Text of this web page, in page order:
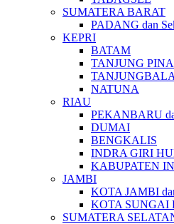
SUMATERA BARAT
PADANG dan
KEPRI
BATAM
TANJUNG
NATUNA
RIAU
PEKANBARU
DUMAI
BENGKALIS
INDRA GIRI
KABUPATEN
JAMBI
KOTA JAMBI
KOTA SUNGAI
SUMATERA